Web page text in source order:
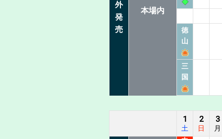
外
発
売
本場内
徳
山
三
国
1
土
2
日
3
月